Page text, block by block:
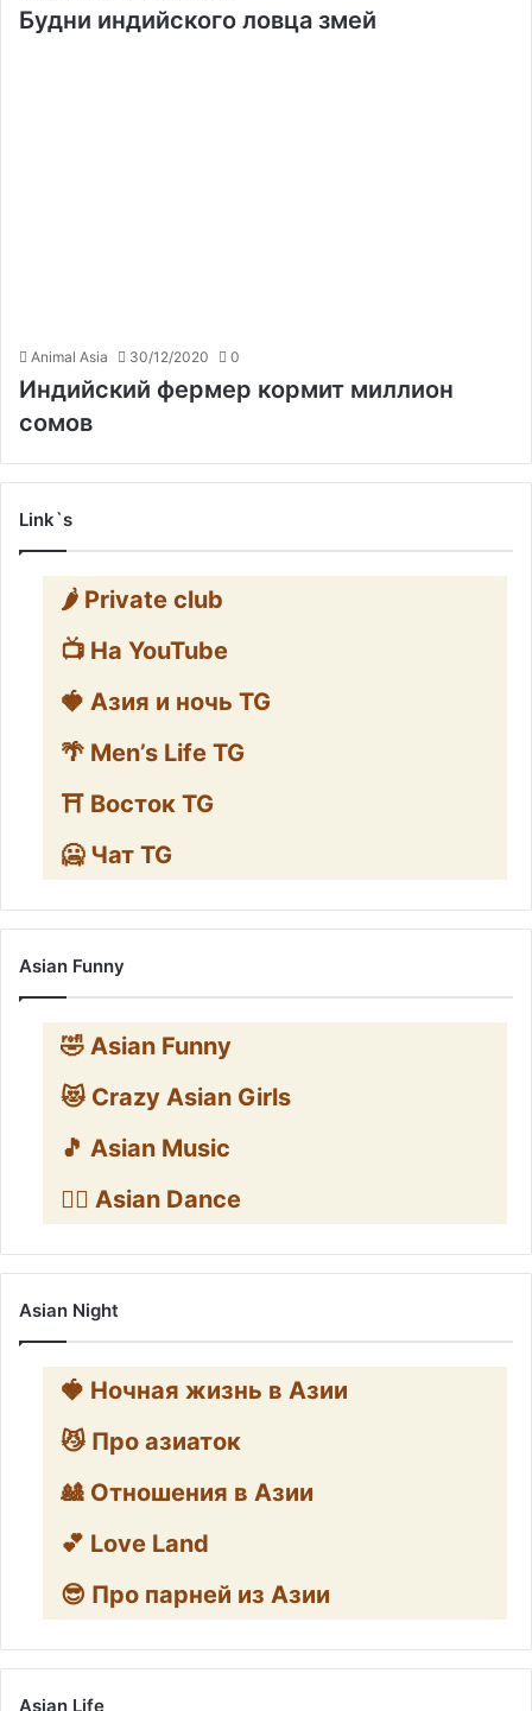
Будни индийского ловца змей
Animal Asia 30/12/2020 0
Индийский фермер кормит миллион
сомов
Link`s
🌶️ Private club
📺 На YouTube
🍓 Азия и ночь TG
🌴 Men’s Life TG
⛩️ Восток TG
🥶 Чат TG
Asian Funny
🤣 Asian Funny
😻 Crazy Asian Girls
🎵 Asian Music
👯‍♀️ Asian Dance
Asian Night
🍓 Ночная жизнь в Азии
😼 Про азиаток
🎎 Отношения в Азии
💕 Love Land
😎 Про парней из Азии
Asian Life